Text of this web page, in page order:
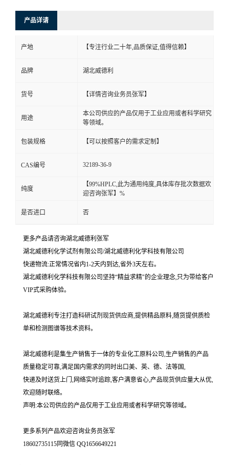
产品详请
产地 【专注行业二十年,品质保证,值得信赖】
品牌 湖北威德利
货号 【详情咨询业务员张军】
用途
本公司供应的产品仅用于工业应用或者科学研究
等领域。
包装规格 【可以按照客户的需求定制】
CAS编号 32189-36-9
纯度
【99%HPLC,此为通用纯度,具体库存批次数据欢
迎咨询张军】%
是否进口 否
更多产品请咨询湖北威德利张军
湖北威德利化学试剂有限公司/湖北威德利化学科技有限公司
快递物流:正常情况省内1-2天内到达,省外3天左右。
湖北威德利化学科技有限公司坚持“精益求精"的企业理念,只为带给客户
VIP式采购体验。
湖北威德利专注打造科研试剂现货供应商,提供精品原料,随货提供质检
单和检测图谱等技术资料。
湖北威德利是集生产销售于一体的专业化工原料公司,生产销售的产品
质量稳定可靠,满足国内需求的同时出口美、英、德、法等国,
快递及时送货上门,网络实时追踪,客户满意省心,产品现货供应量大从优,
欢迎随时联络。
声明:本公司供应的产品仅用于工业应用或者科学研究等领域。
更多系列产品欢迎咨询业务员张军
18602735115同微信 QQ1656649221